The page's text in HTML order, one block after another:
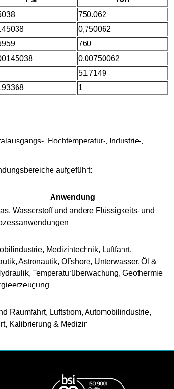
750.062
0,750062
760
0.00750062
51.7149
1
, Hochtemperatur-, Industrie-,
aufgeführt:
Anwendung
Wasserstoff und andere Flüssigkeits- und
Medizintechnik, Luftfahrt,
Astronautik, Offshore, Unterwasser, Öl &
Temperaturüberwachung, Geothermie
Raumfahrt, Luftstrom, Automobilindustrie,
Kalibrierung & Medizin